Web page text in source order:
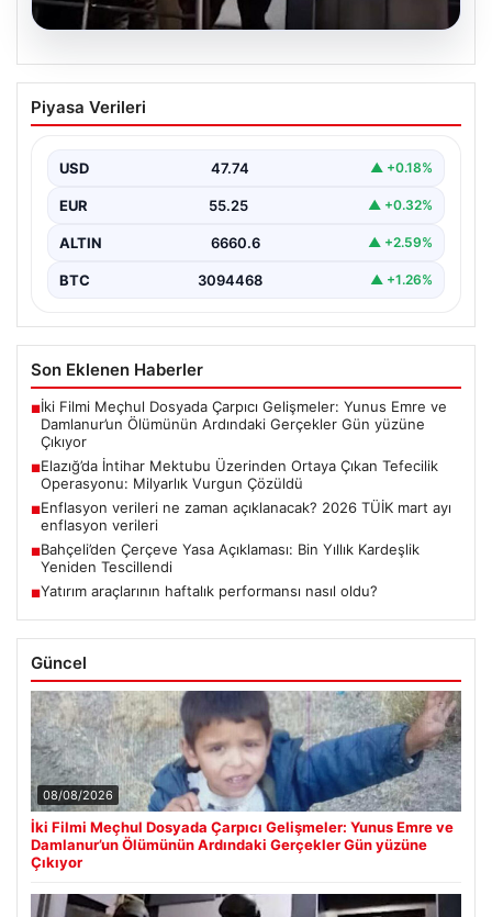
Elazığ’da İntihar Mektubu Üzerinden
Ortaya Çıkan Tefecilik Operasyonu:
Elazığ'da tefecilere borçlandığı iddiasıyla yaşamına son
büyük…
Piyasa Verileri
USD 47.74 ▲ +0.18%
EUR 55.25 ▲ +0.32%
ALTIN 6660.6 ▲ +2.59%
BTC 3094468 ▲ +1.26%
Son Eklenen Haberler
■İki Filmi Meçhul Dosyada Çarpıcı Gelişmeler: Yunus Emre ve
Damlanur’un Ölümünün Ardındaki Gerçekler Gün yüzüne
Çıkıyor
■Elazığ’da İntihar Mektubu Üzerinden Ortaya Çıkan Tefecilik
Operasyonu: Milyarlık Vurgun Çözüldü
■Enflasyon verileri ne zaman açıklanacak? 2026 TÜİK mart ayı
enflasyon verileri
■Bahçeli’den Çerçeve Yasa Açıklaması: Bin Yıllık Kardeşlik
Yeniden Tescillendi
■Yatırım araçlarının haftalık performansı nasıl oldu?
Güncel
08/08/2026
İki Filmi Meçhul Dosyada Çarpıcı Gelişmeler: Yunus Emre ve
Damlanur’un Ölümünün Ardındaki Gerçekler Gün yüzüne
Çıkıyor